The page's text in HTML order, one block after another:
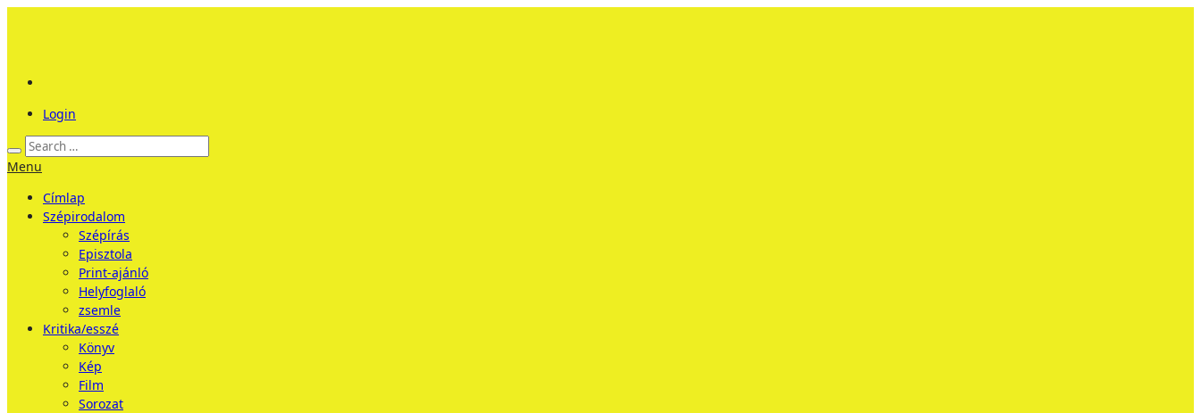
Login
Menu
Címlap
Szépirodalom
Szépírás
Episztola
Print-ajánló
Helyfoglaló
zsemle
Kritika/esszé
Könyv
Kép
Film
Sorozat